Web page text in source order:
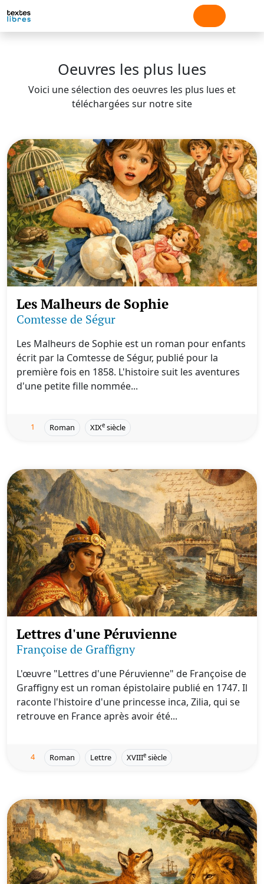
Oeuvres les plus lues
Voici une sélection des oeuvres les plus lues et
téléchargées sur notre site
Les Malheurs de Sophie
Comtesse de Ségur
Les Malheurs de Sophie est un roman pour enfants
écrit par la Comtesse de Ségur, publié pour la
première fois en 1858. L'histoire suit les aventures
d'une petite fille nommée...
1 Roman XIXe siècle
Lettres d'une Péruvienne
Françoise de Graffigny
L'œuvre "Lettres d'une Péruvienne" de Françoise de
Graffigny est un roman épistolaire publié en 1747. Il
raconte l'histoire d'une princesse inca, Zilia, qui se
retrouve en France après avoir été...
4 Roman Lettre XVIIIe siècle